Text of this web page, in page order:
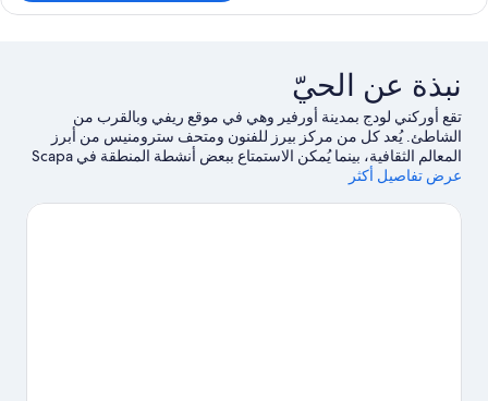
غرفة
نبذة عن الحيّ
تقع أوركني لودج بمدينة أورفير وهي في موقع ريفي وبالقرب من
الشاطئ. يُعد كل من مركز بيرز للفنون ومتحف سترومنيس من أبرز
المعالم الثقافية، بينما يُمكن الاستمتاع ببعض أنشطة المنطقة في Scapa
Distillery ومحطة عبارات سترومنيس.اكتشف المغامرات المائية في
الاستمتاع بأنشطة الهواء الطلق الرائعة من خلال مضمار للمشي/
عرض تفاصيل أكثر